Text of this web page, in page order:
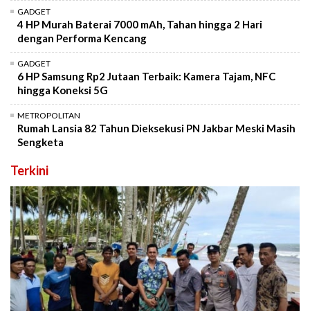
GADGET
4 HP Murah Baterai 7000 mAh, Tahan hingga 2 Hari
dengan Performa Kencang
GADGET
6 HP Samsung Rp2 Jutaan Terbaik: Kamera Tajam, NFC
hingga Koneksi 5G
METROPOLITAN
Rumah Lansia 82 Tahun Dieksekusi PN Jakbar Meski Masih
Sengketa
Terkini